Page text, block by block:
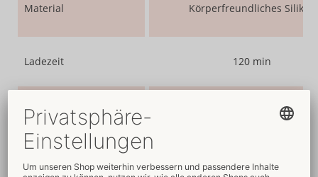
Material Körperfreundliches Silikon
Ladezeit 120 min
Laufzeit